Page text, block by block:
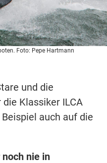
Foto: Pepe Hartmann
und die
Klassiker ILCA
auch auf die
nie in